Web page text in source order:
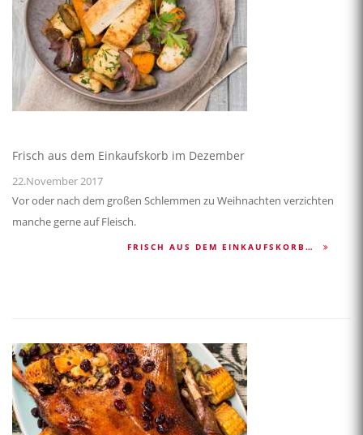
Frisch aus dem Einkaufskorb im Dezember
22.November 2017
Vor oder nach dem großen Schlemmen zu Weihnachten verzichten
manche gerne auf Fleisch.
FRISCH AUS DEM EINKAUFSKORB…